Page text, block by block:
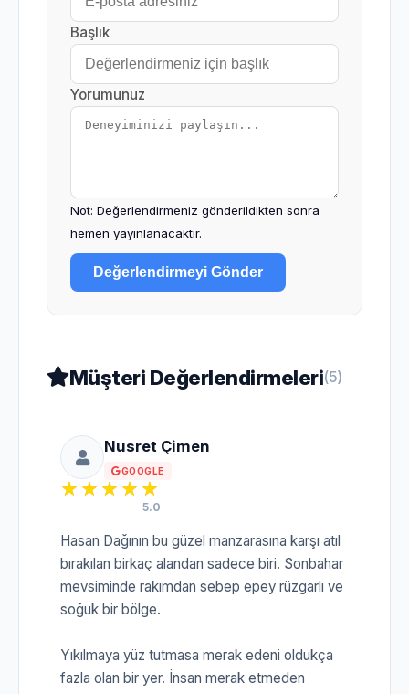
Başlık
Yorumunuz
Not: Değerlendirmeniz gönderildikten sonra
hemen yayınlanacaktır.
Değerlendirmeyi Gönder
Müşteri Değerlendirmeleri(5)
Nusret Çimen
GOOGLE
5.0
Hasan Dağının bu güzel manzarasına karşı atıl
bırakılan birkaç alandan sadece biri. Sonbahar
mevsiminde rakımdan sebep epey rüzgarlı ve
soğuk bir bölge.
Yıkılmaya yüz tutmasa merak edeni oldukça
fazla olan bir yer. İnsan merak etmeden